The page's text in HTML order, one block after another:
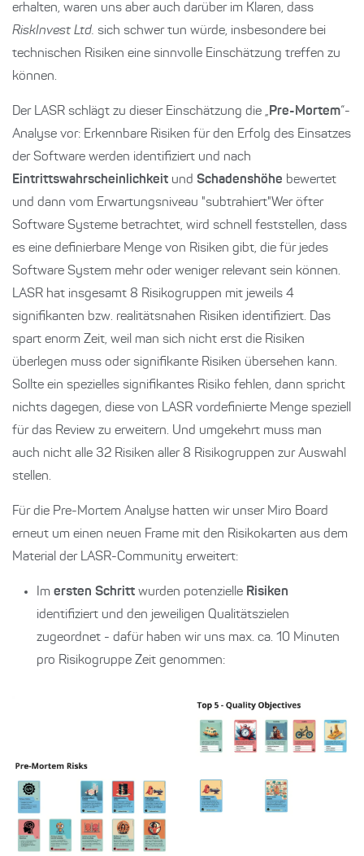
erhalten, waren uns aber auch darüber im Klaren, dass
RiskInvest Ltd. sich schwer tun würde, insbesondere bei
technischen Risiken eine sinnvolle Einschätzung treffen zu
können.
Der LASR schlägt zu dieser Einschätzung die „ Pre-Mortem“-
Analyse vor: Erkennbare Risiken für den Erfolg des Einsatzes
der Software werden identifiziert und nach
Eintrittswahrscheinlichkeit und Schadenshöhe bewertet
und dann vom Erwartungsniveau "subtrahiert"Wer öfter
Software Systeme betrachtet, wird schnell feststellen, dass
es eine definierbare Menge von Risiken gibt, die für jedes
Software System mehr oder weniger relevant sein können.
LASR hat insgesamt 8 Risikogruppen mit jeweils 4
signifikanten bzw. realitätsnahen Risiken identifiziert. Das
spart enorm Zeit, weil man sich nicht erst die Risiken
überlegen muss oder signifikante Risiken übersehen kann.
Sollte ein spezielles signifikantes Risiko fehlen, dann spricht
nichts dagegen, diese von LASR vordefinierte Menge speziell
für das Review zu erweitern. Und umgekehrt muss man
auch nicht alle 32 Risiken aller 8 Risikogruppen zur Auswahl
stellen.
Für die Pre-Mortem Analyse hatten wir unser Miro Board
erneut um einen neuen Frame mit den Risikokarten aus dem
Material der LASR-Community erweitert:
Im ersten Schritt wurden potenzielle Risiken
identifiziert und den jeweiligen Qualitätszielen
zugeordnet - dafür haben wir uns max. ca. 10 Minuten
pro Risikogruppe Zeit genommen: